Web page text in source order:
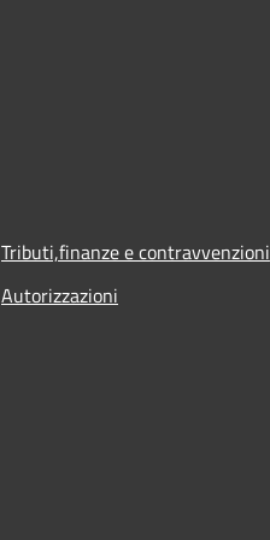
Tributi,finanze e contravvenzioni
Autorizzazioni